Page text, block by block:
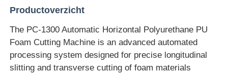
Thuis
Productoverzicht
The PC-1300 Automatic Horizontal Polyurethane PU
Foam Cutting Machine is an advanced automated
processing system designed for precise longitudinal
slitting and transverse cutting of foam materials